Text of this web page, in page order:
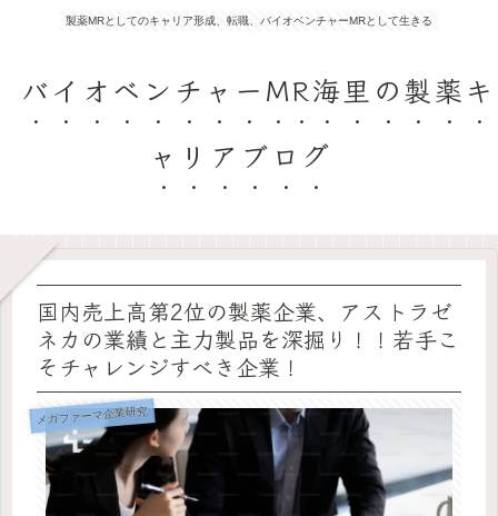
製薬MRとしてのキャリア形成、転職、バイオベンチャーMRとして生きる
バイオベンチャーMR海里の製薬キ
ャリアブログ
国内売上高第2位の製薬企業、アストラゼ
ネカの業績と主力製品を深掘り！！若手こ
そチャレンジすべき企業！
メガファーマ企業研究